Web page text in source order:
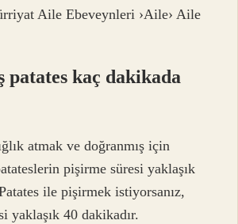
Aile Ebeveynleri ›Aile› Aile
patates kaç dakikada
atmak ve doğranmış için
pişirme süresi yaklaşık
ile pişirmek istiyorsanız,
yaklaşık 40 dakikadır.